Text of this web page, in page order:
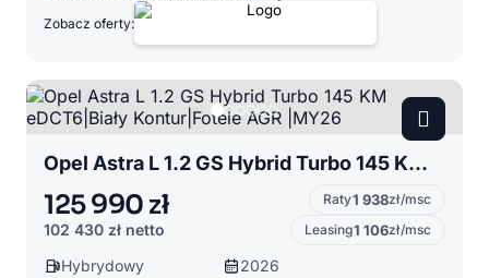
Zobacz oferty:
Opel Astra L 1.2 GS Hybrid Turbo 145 KM eDCT6|Biały Kontur|Fotele AGR |MY26
125 990 zł
102 430 zł netto
Raty1 938zł/msc
Leasing1 106zł/msc
Hybrydowy
2026